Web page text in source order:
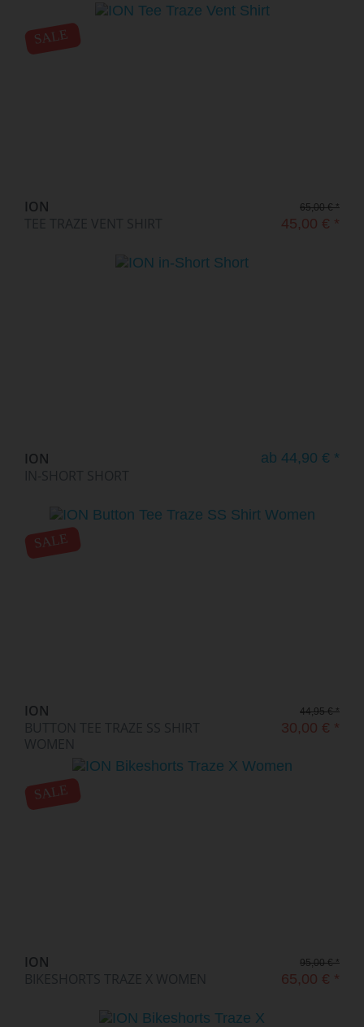
SALE
ION
TEE TRAZE VENT SHIRT
65,00 € *
45,00 € *
ION
IN-SHORT SHORT
ab 44,90 € *
SALE
ION
BUTTON TEE TRAZE SS SHIRT
WOMEN
44,95 € *
30,00 € *
SALE
ION
BIKESHORTS TRAZE X WOMEN
95,00 € *
65,00 € *